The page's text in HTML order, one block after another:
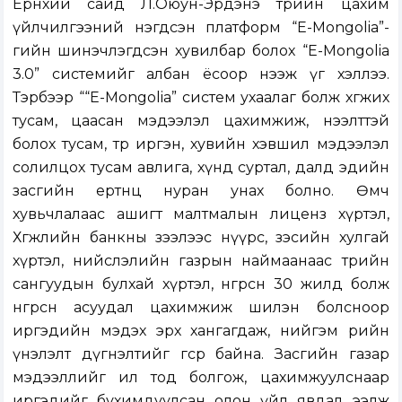
Ерөнхий сайд Л.Оюун-Эрдэнэ төрийн цахим
үйлчилгээний нэгдсэн платформ “E-Mongolia”-
гийн шинэчлэгдсэн хувилбар болох “E-Mongolia
3.0” системийг албан ёсоор нээж үг хэллээ.
Тэрбээр ““E-Mongolia” систем ухаалаг болж хөгжих
тусам, цаасан мэдээлэл цахимжиж, нээлттэй
болох тусам, төр иргэн, хувийн хэвшил мэдээлэл
солилцох тусам авлига, хүнд суртал, далд эдийн
засгийн ертөнц нуран унах болно. Өмч
хувьчлалаас ашигт малтмалын лиценз хүртэл,
Хөгжлийн банкны зээлээс нүүрс, зэсийн хулгай
хүртэл, нийслэлийн газрын наймаанаас төрийн
сангуудын булхай хүртэл, өнгөрсөн 30 жилд болж
өнгөрсөн асуудал цахимжиж шилэн болсноор
иргэдийн мэдэх эрх хангагдаж, нийгэм өөрийн
үнэлэлт дүгнэлтийг өгсөөр байна. Засгийн газар
мэдээллийг ил тод болгож, цахимжуулснаар